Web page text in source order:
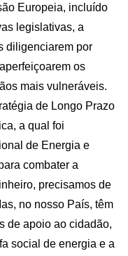
Europeia, incluído
legislativas, a
diligenciarem por
os
mais vulneráveis.
de Longo Prazo
a qual foi
de Energia e
combater a
precisamos de
no nosso País, têm
de apoio ao cidadão,
social de energia e a